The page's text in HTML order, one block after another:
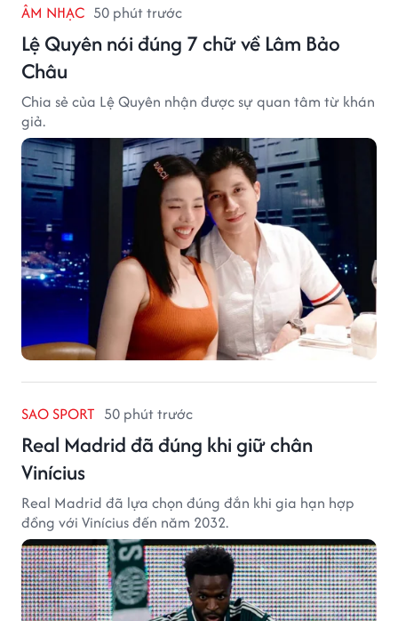
ÂM NHẠC 50 phút trước
Lệ Quyên nói đúng 7 chữ về Lâm Bảo
Châu
Chia sẻ của Lệ Quyên nhận được sự quan tâm từ khán
giả.
SAO SPORT 50 phút trước
Real Madrid đã đúng khi giữ chân
Vinícius
Real Madrid đã lựa chọn đúng đắn khi gia hạn hợp
đồng với Vinícius đến năm 2032.